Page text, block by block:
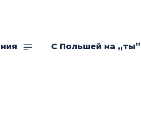
С Польшей на „ты”